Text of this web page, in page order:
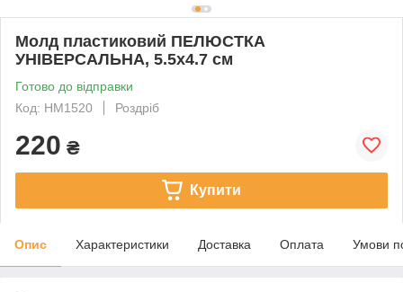
Молд пластиковий ПЕЛЮСТКА
УНІВЕРСАЛЬНА, 5.5х4.7 см
Готово до відправки
Код: HМ1520
Роздріб
220 ₴
Купити
Опис Характеристики Доставка Оплата Умови